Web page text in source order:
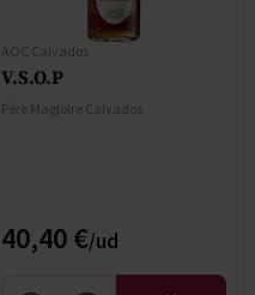
AOC Calvados
V.S.O.P
Père Magloire Calvados
40,40 €